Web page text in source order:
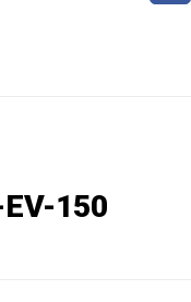
150